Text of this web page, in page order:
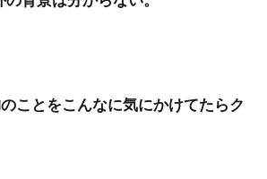
ことをこんなに気にかけてたらク